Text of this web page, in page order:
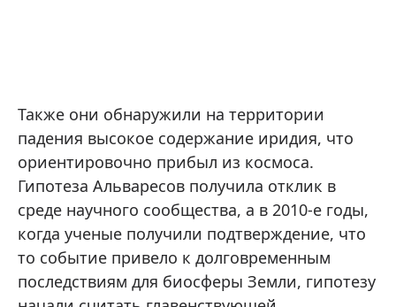
Также они обнаружили на территории
падения высокое содержание иридия, что
ориентировочно прибыл из космоса.
Гипотеза Альваресов получила отклик в
среде научного сообщества, а в 2010-е годы,
когда ученые получили подтверждение, что
то событие привело к долговременным
последствиям для биосферы Земли, гипотезу